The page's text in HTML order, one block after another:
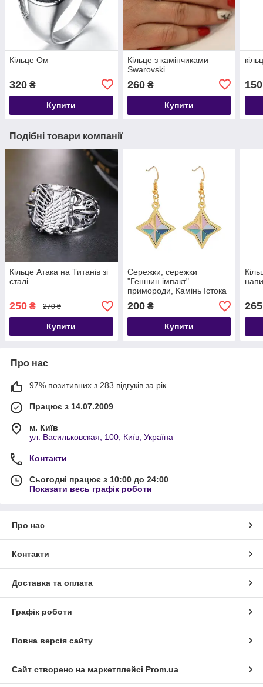
Кільце Ом
320 ₴
Купити
Кільце з камінчиками
Swarovski
260₴
Купити
150
Подібні товари компанії
Кільце Атака на Титанів зі
сталі
250 ₴ 270 ₴
Купити
Сережки, сережки
"Геншин імпакт" —
примороди, Камінь Істока
200₴
Купити
265
Про нас
97% позитивних з 283 відгуків за рік
Працює з 14.07.2009
м. Київ
ул. Васильковская, 100, Київ, Україна
Контакти
Сьогодні працює з 10:00 до 24:00
Показати весь графік роботи
Про нас
Контакти
Доставка та оплата
Графік роботи
Повна версія сайту
Сайт створено на маркетплейсі Prom.ua